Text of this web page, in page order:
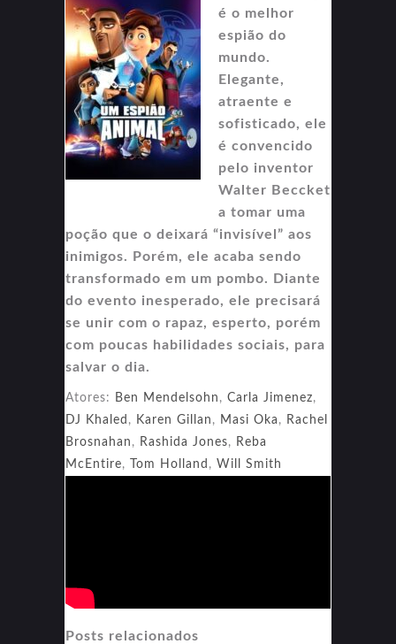
é o melhor
espião do
mundo.
Elegante,
atraente e
sofisticado, ele
é convencido
pelo inventor
Walter Beccket
a tomar uma
poção que o deixará “invisível” aos
inimigos. Porém, ele acaba sendo
transformado em um pombo. Diante
do evento inesperado, ele precisará
se unir com o rapaz, esperto, porém
com poucas habilidades sociais, para
salvar o dia.
Atores: Ben Mendelsohn , Carla Jimenez,
DJ Khaled , Karen Gillan , Masi Oka , Rachel
Brosnahan , Rashida Jones, Reba
McEntire, Tom Holland , Will Smith
Posts relacionados